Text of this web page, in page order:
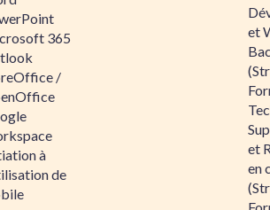
365
/
à
de
et
et
en